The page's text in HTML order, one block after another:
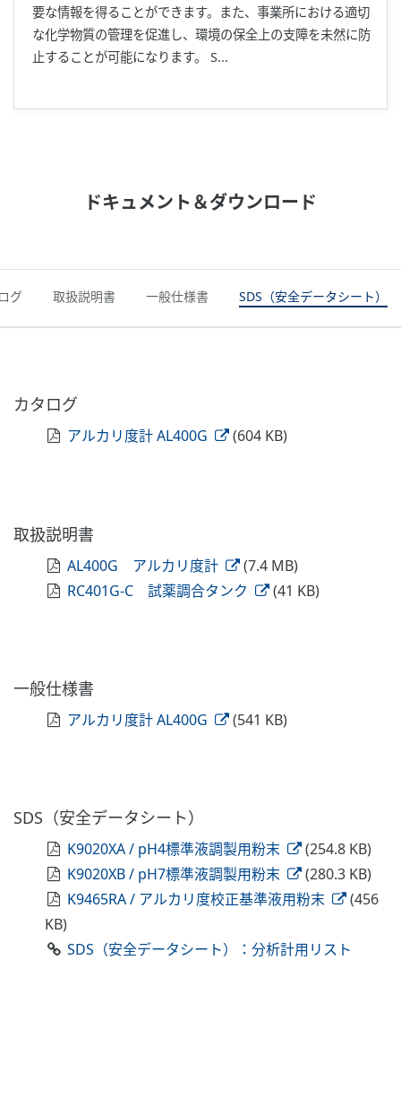
要な情報を得ることができます。また、事業所における適切
な化学物質の管理を促進し、環境の保全上の支障を未然に防
止することが可能になります。 S...
ドキュメント＆ダウンロード
グ 取扱説明書 一般仕様書 SDS（安全データシート）
カタログ
アルカリ度計 AL400G (604 KB)
取扱説明書
AL400G アルカリ度計
(7.4 MB)
RC401G-C 試薬調合タンク
(41 KB)
一般仕様書
アルカリ度計 AL400G (541 KB)
SDS（安全データシート）
K9020XA / pH4標準液調製用粉末
(254.8 KB)
K9020XB / pH7標準液調製用粉末
(280.3 KB)
K9465RA / アルカリ度校正基準液用粉末
(456
KB)
SDS（安全データシート）：分析計用リスト